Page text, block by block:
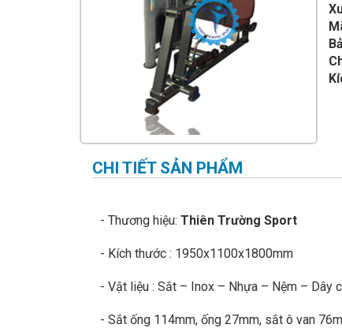
THIẾT BỊ PHÒNG GYM THIÊN
TRƯỜNG
CỎ NHÂN TẠO
CHI TIẾT SẢN PHẨM
- Thương hiệu: Thiên Trường Sport
- Kích thước : 1950x1100x1800mm
- Vật liệu : Sắt – Inox – Nhựa – Nệm – Dây
- Sắt ống 114mm, ống 27mm, sắt ô van